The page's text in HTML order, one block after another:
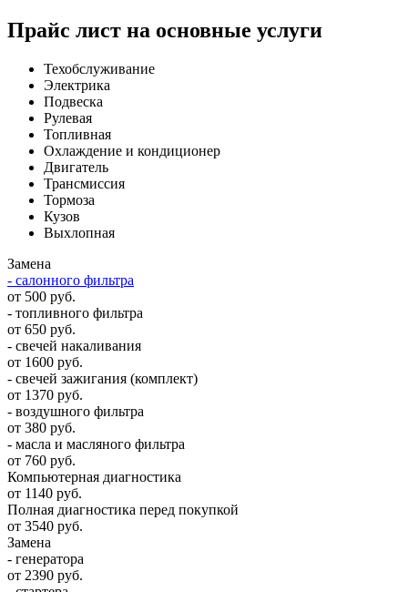
Прайс лист на основные услуги
Техобслуживание
Электрика
Подвеска
Рулевая
Топливная
Охлаждение и кондиционер
Двигатель
Трансмиссия
Тормоза
Кузов
Выхлопная
Замена
- салонного фильтра
от 500 руб.
- топливного фильтра
от 650 руб.
- свечей накаливания
от 1600 руб.
- свечей зажигания (комплект)
от 1370 руб.
- воздушного фильтра
от 380 руб.
- масла и масляного фильтра
от 760 руб.
Компьютерная диагностика
от 1140 руб.
Полная диагностика перед покупкой
от 3540 руб.
Замена
- генератора
от 2390 руб.